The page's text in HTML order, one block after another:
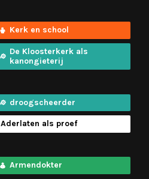
Kerk en school
De Kloosterkerk als
kanongieterij
droogscheerder
Aderlaten als proef
Armendokter